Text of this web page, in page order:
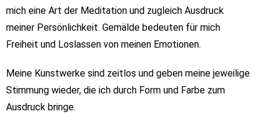
mich eine Art der Meditation und zugleich Ausdruck
meiner Persönlichkeit. Gemälde bedeuten für mich
Freiheit und Loslassen von meinen Emotionen.
Meine Kunstwerke sind zeitlos und geben meine jeweilige
Stimmung wieder, die ich durch Form und Farbe zum
Ausdruck bringe.